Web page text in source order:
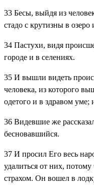
33 Бесы, выйдя из
стадо с крутизны в озеро
34 Пастухи, видя
городе и в селениях.
35 И вышли видеть
человека, из которого
одетого и в здравом уме;
36 Видевшие же
бесновавшийся.
37 И просил Его весь
удалиться от них,
страхом. Он вошел в